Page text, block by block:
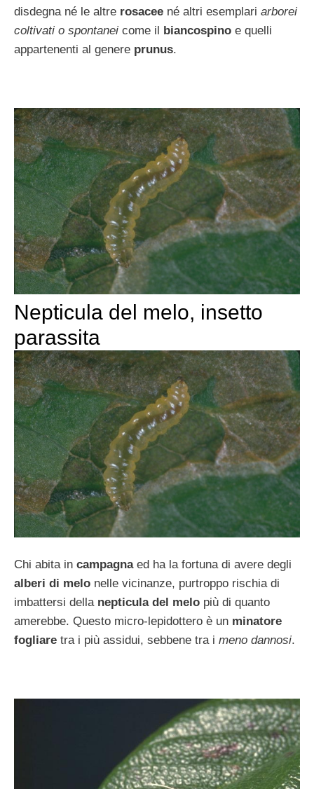
disdegna né le altre rosacee né altri esemplari arborei
coltivati o spontanei come il biancospino e quelli
appartenenti al genere prunus.
Nepticula del melo, insetto
parassita
Chi abita in campagnaed ha la fortuna di avere degli
alberi di melo nelle vicinanze, purtroppo rischia di
imbattersi della nepticula del melo più di quanto
amerebbe. Questo micro-lepidottero è un minatore
fogliare tra i più assidui, sebbene tra i meno dannosi.